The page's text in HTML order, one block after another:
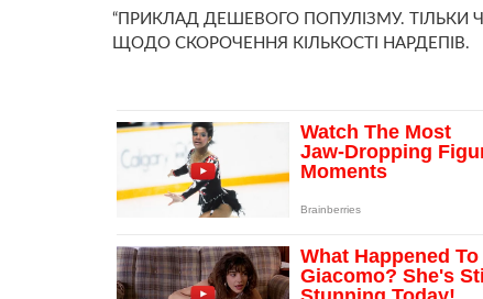
“ПРИКЛАД ДЕШЕВОГО ПОПУЛІЗМУ. ТІЛЬКИ
ЩОДО СКОРОЧЕННЯ КІЛЬКОСТІ НАРДЕПІВ.